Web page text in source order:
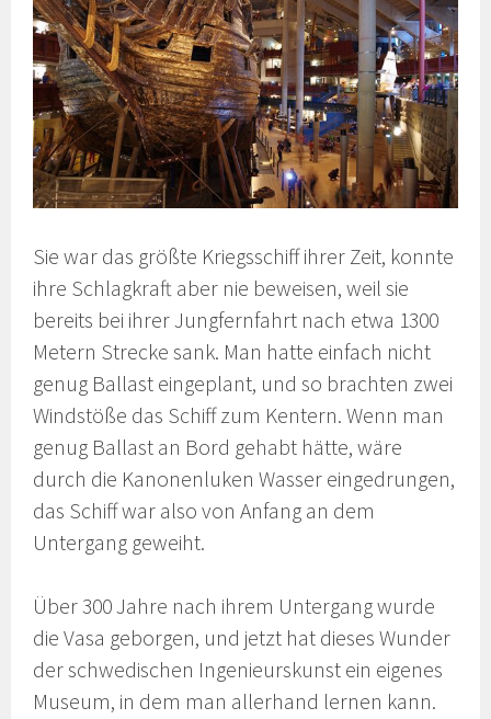
Sie war das größte Kriegsschiff ihrer Zeit, konnte
ihre Schlagkraft aber nie beweisen, weil sie
bereits bei ihrer Jungfernfahrt nach etwa 1300
Metern Strecke sank. Man hatte einfach nicht
genug Ballast eingeplant, und so brachten zwei
Windstöße das Schiff zum Kentern. Wenn man
genug Ballast an Bord gehabt hätte, wäre
durch die Kanonenluken Wasser eingedrungen,
das Schiff war also von Anfang an dem
Untergang geweiht.
Über 300 Jahre nach ihrem Untergang wurde
die Vasa geborgen, und jetzt hat dieses Wunder
der schwedischen Ingenieurskunst ein eigenes
Museum, in dem man allerhand lernen kann.